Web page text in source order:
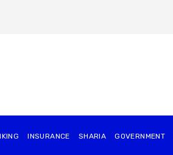
INSURANCE SHARIA GOVERNMENT